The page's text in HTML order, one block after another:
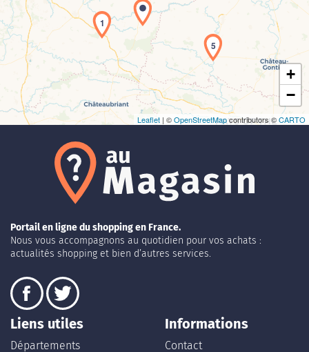
Chargement de la carte en cours...
1
5
+
−
Leaflet | ©OpenStreetMapcontributors ©CARTO
Portail en ligne du shopping en France.
Nous vous accompagnons au quotidien pour vos achats :
actualités shopping et bien d’autres services.
Liens utiles
Départements
Informations
Contact